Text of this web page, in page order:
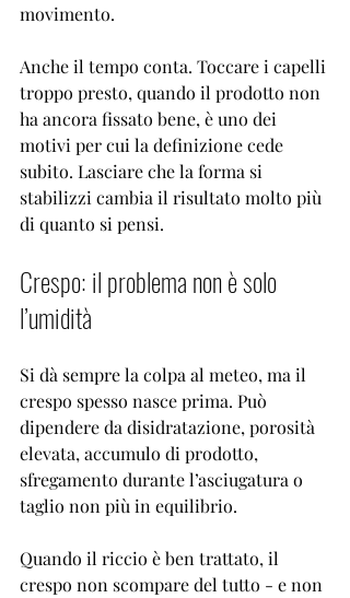
movimento.
Anche il tempo conta. Toccare i capelli
troppo presto, quando il prodotto non
ha ancora fissato bene, è uno dei
motivi per cui la definizione cede
subito. Lasciare che la forma si
stabilizzi cambia il risultato molto più
di quanto si pensi.
Crespo: il problema non è solo
l’umidità
Si dà sempre la colpa al meteo, ma il
crespo spesso nasce prima. Può
dipendere da disidratazione, porosità
elevata, accumulo di prodotto,
sfregamento durante l’asciugatura o
taglio non più in equilibrio.
Quando il riccio è ben trattato, il
crespo non scompare del tutto - e non